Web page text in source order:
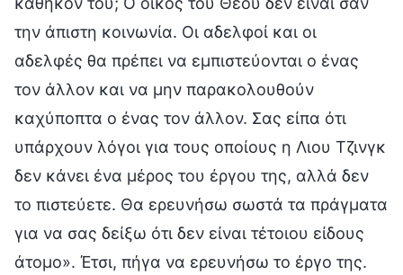
την άπιστη κοινωνία. Οι αδελφοί και οι
αδελφές θα πρέπει να εμπιστεύονται ο ένας
τον άλλον και να μην παρακολουθούν
καχύποπτα ο ένας τον άλλον. Σας είπα ότι
υπάρχουν λόγοι για τους οποίους η Λιου Τζινγκ
δεν κάνει ένα μέρος του έργου της, αλλά δεν
το πιστεύετε. Θα ερευνήσω σωστά τα πράγματα
για να σας δείξω ότι δεν είναι τέτοιου είδους
άτομο». Έτσι, πήγα να ερευνήσω το έργο της.